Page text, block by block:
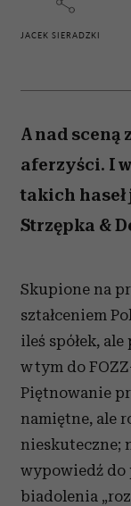
JACEK SIERADZKI
A nad sceną
aferzyści. I
takich haseł
Strzępka &
Skupione na
ształceniem
ileś spółek,
w tym do
Piętnowanie
namiętne, ale
nieskuteczne;
wypowiedź do
biadolenia